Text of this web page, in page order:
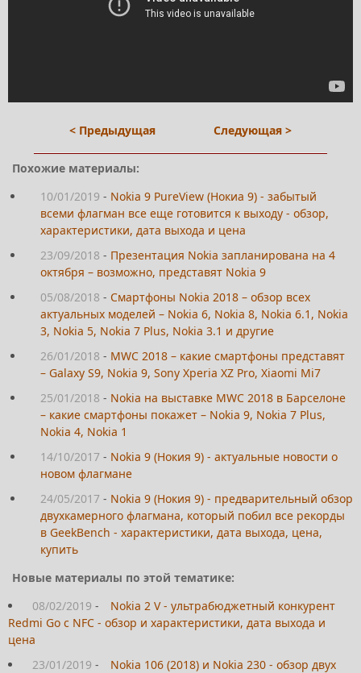
< Предыдущая Следующая >
Похожие материалы:
10/01/2019 - Nokia 9 PureView (Нокиа 9) - забытый
всеми флагман все еще готовится к выходу - обзор,
характеристики, дата выхода и цена
23/09/2018 - Презентация Nokia запланирована на 4
октября – возможно, представят Nokia 9
05/08/2018 - Смартфоны Nokia 2018 – обзор всех
актуальных моделей – Nokia 6, Nokia 8, Nokia 6.1, Nokia
3, Nokia 5, Nokia 7 Plus, Nokia 3.1 и другие
26/01/2018 - MWC 2018 – какие смартфоны представят
– Galaxy S9, Nokia 9, Sony Xperia XZ Pro, Xiaomi Mi7
25/01/2018 - Nokia на выставке MWC 2018 в Барселоне
– какие смартфоны покажет – Nokia 9, Nokia 7 Plus,
Nokia 4, Nokia 1
14/10/2017 - Nokia 9 (Нокия 9) - актуальные новости о
новом флагмане
24/05/2017 - Nokia 9 (Нокия 9) - предварительный обзор
двухкамерного флагмана, который побил все рекорды
в GeekBench - характеристики, дата выхода, цена,
купить
Новые материалы по этой тематике:
08/02/2019 -
Nokia 2 V - ультрабюджетный конкурент
Redmi Go с NFC - обзор и характеристики, дата выхода и
цена
23/01/2019 -
Nokia 106 (2018) и Nokia 230 - обзор двух